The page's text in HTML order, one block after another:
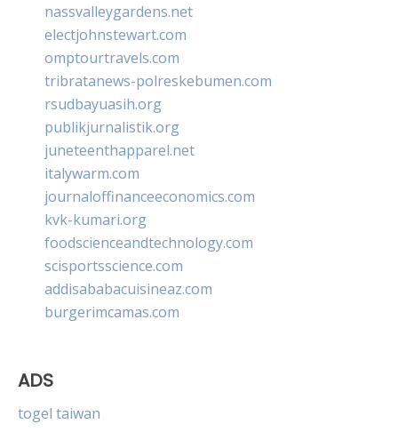
nassvalleygardens.net
electjohnstewart.com
omptourtravels.com
tribratanews-polreskebumen.com
rsudbayuasih.org
publikjurnalistik.org
juneteenthapparel.net
italywarm.com
journaloffinanceeconomics.com
kvk-kumari.org
foodscienceandtechnology.com
scisportsscience.com
addisababacuisineaz.com
burgerimcamas.com
ADS
togel taiwan